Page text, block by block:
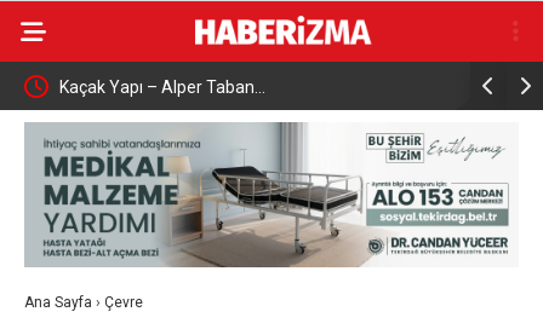
Kaçak Yapı – Alper Taban… Çalışma
Ana Sayfa › Çevre